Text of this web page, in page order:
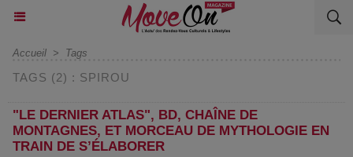
Accueil > Tags
TAGS (2) : SPIROU
"LE DERNIER ATLAS", BD, CHAÎNE DE
MONTAGNES, ET MORCEAU DE MYTHOLOGIE EN
TRAIN DE S’ÉLABORER